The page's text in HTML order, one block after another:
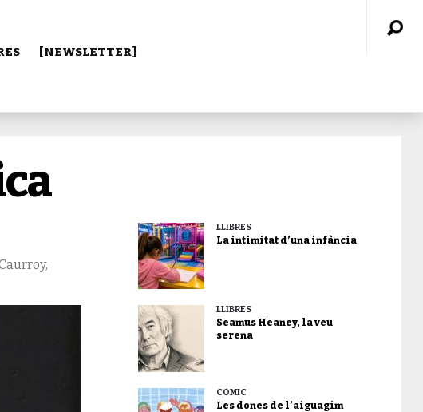
[NEWSLETTER]
LLIBRES
La intimitat d’una infància
LLIBRES
Seamus Heaney, la veu
serena
CÒMIC
Les dones de l’aiguagim